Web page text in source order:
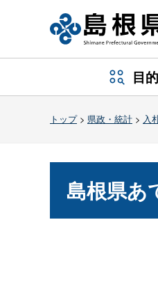
目
トップ> 県政・統計 > 入
島根県あ